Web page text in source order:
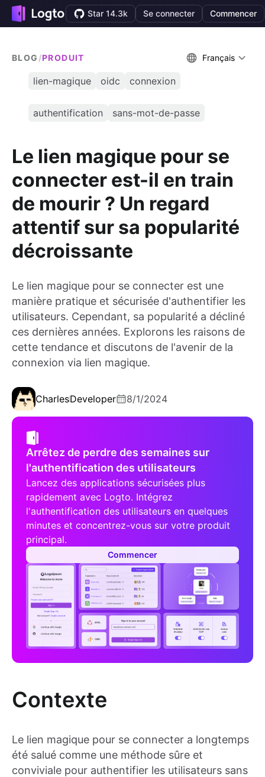
Star 14.3k Se connecter Commencer
BLOG /PRODUIT Français
lien-magique oidc connexion
authentification sans-mot-de-passe
Le lien magique pour se
connecter est-il en train
de mourir ? Un regard
attentif sur sa popularité
décroissante
Le lien magique pour se connecter est une
manière pratique et sécurisée d'authentifier les
utilisateurs. Cependant, sa popularité a décliné
ces dernières années. Explorons les raisons de
cette tendance et discutons de l'avenir de la
connexion via lien magique.
CharlesDeveloper 8/1/2024
Arrêtez de perdre des semaines sur
l'authentification des utilisateurs
Lancez des applications sécurisées plus
rapidement avec Logto. Intégrez
l'authentification des utilisateurs en quelques
minutes et concentrez-vous sur votre produit
principal.
Commencer
Contexte
Le lien magique pour se connecter a longtemps
été salué comme une méthode sûre et
conviviale pour authentifier les utilisateurs sans